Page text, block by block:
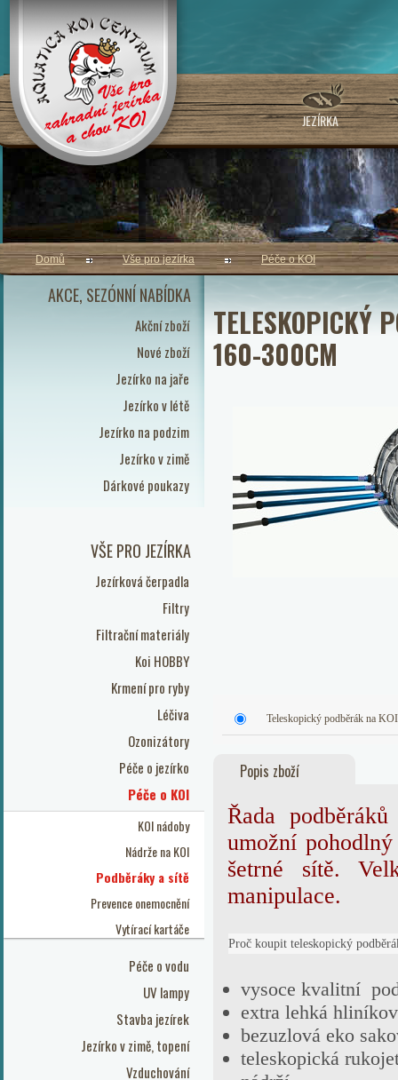
JEZÍRKA
AKCE, SEZÓNNÍ NABÍDKA
Akční zboží
Nové zboží
Jezírko na jaře
Jezírko v létě
Jezírko na podzim
Jezírko v zimě
Dárkové poukazy
VŠE PRO JEZÍRKA
Jezírková čerpadla
Filtry
Filtrační materiály
Koi HOBBY
Krmení pro ryby
Léčiva
Ozonizátory
Péče o jezírko
Péče o KOI
KOI nádoby
Nádrže na KOI
Podběráky a sítě
Prevence onemocnění
Vytírací kartáče
Péče o vodu
UV lampy
Stavba jezírek
Jezírko v zimě, topení
Vzduchování
Domů Vše pro jezírka Péče o KOI
TELESKOPICKÝ
160-300CM
Teleskopický podběrák na
Popis zboží
Řada
umožní
šetrné sítě.
manipulace.
Proč koupit teleskopický
vysoce kvalitní
extra lehká
bezuzlová eko
teleskopická